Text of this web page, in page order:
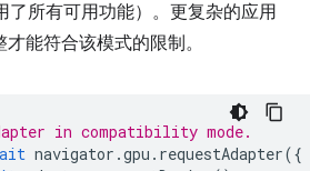
了所有可用功能）。更复杂的应用
能符合该模式的限制。
in compatibility mode.
navigator .gpu . requestAdapter({